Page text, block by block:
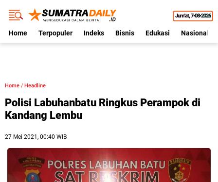
Jum'at 7•08•2026
Home Terpopuler Indeks Bisnis Edukasi Nasional
Home / Headline
Polisi Labuhanbatu Ringkus Perampok di
Kandang Lembu
27 Mei 2021, 00:40 WIB